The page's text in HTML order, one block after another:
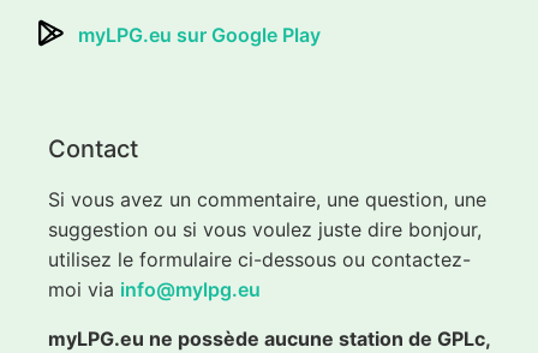
myLPG.eu sur Google Play
Contact
Si vous avez un commentaire, une question, une
suggestion ou si vous voulez juste dire bonjour,
utilisez le formulaire ci-dessous ou contactez-
moi via info@mylpg.eu
myLPG.eu ne possède aucune station de GPLc,